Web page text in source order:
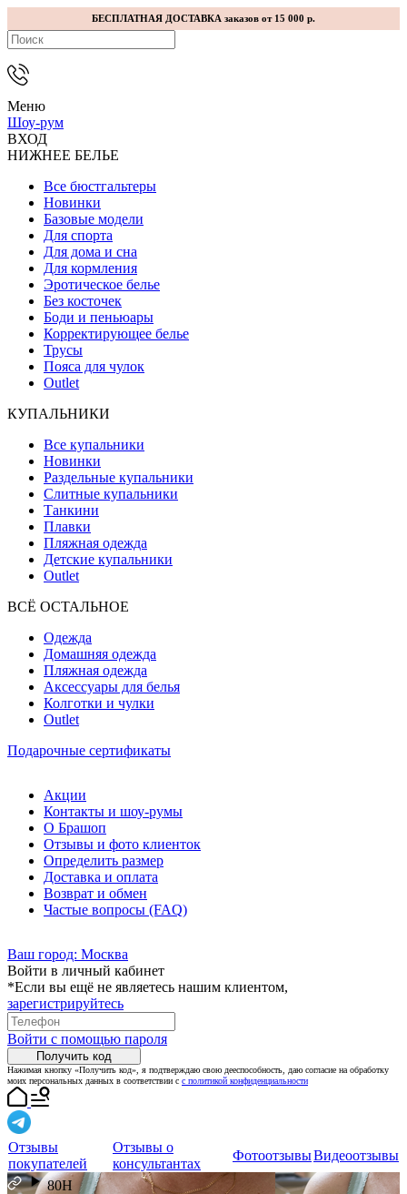
БЕСПЛАТНАЯ ДОСТАВКА заказов от 15 000 р.
Меню
Шоу-рум
ВХОД
НИЖНЕЕ БЕЛЬЕ
Все бюстгальтеры
Новинки
Базовые модели
Для спорта
Для дома и сна
Для кормления
Эротическое белье
Без косточек
Боди и пеньюары
Корректирующее белье
Трусы
Пояса для чулок
Outlet
КУПАЛЬНИКИ
Все купальники
Новинки
Раздельные купальники
Слитные купальники
Танкини
Плавки
Пляжная одежда
Детские купальники
Outlet
ВCЁ ОСТАЛЬНОЕ
Одежда
Домашняя одежда
Пляжная одежда
Аксессуары для белья
Колготки и чулки
Outlet
Подарочные сертификаты
Акции
Контакты и шоу-румы
О Брашоп
Отзывы и фото клиенток
Определить размер
Доставка и оплата
Возврат и обмен
Частые вопросы (FAQ)
Ваш город: Москва
Войти в личный кабинет
*Если вы ещё не являетесь нашим клиентом,
зарегистрируйтесь
Войти с помощью пароля
Получить код
Нажимая кнопку «Получить код», я подтверждаю свою дееспособность, даю согласие на обработку
моих персональных данных в соответствии с с политикой конфиденциальности
Отзывы
покупателей
Отзывы о
консультантах
ФотоотзывыВидеоотзывы
80H